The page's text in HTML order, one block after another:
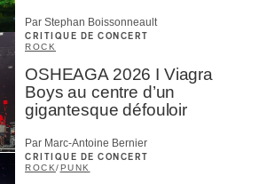
Par Stephan Boissonneault
CRITIQUE DE CONCERT
ROCK
OSHEAGA 2026 I Viagra
Boys au centre d’un
gigantesque défouloir
Par Marc-Antoine Bernier
CRITIQUE DE CONCERT
ROCK/PUNK